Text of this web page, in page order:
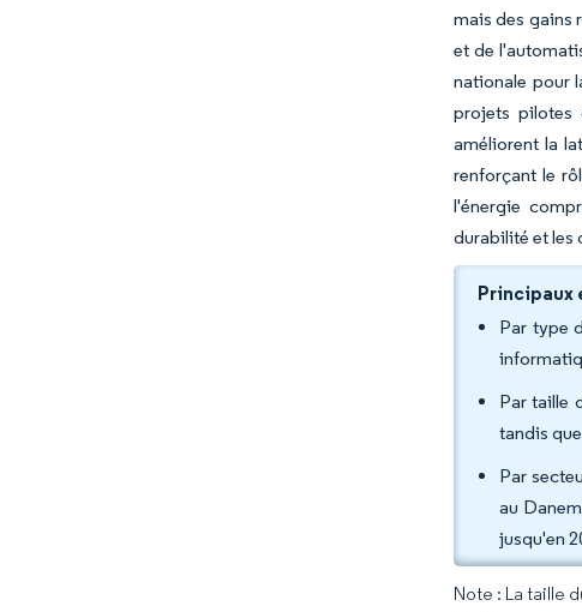
mais des gains
et de
nationale pour
projets pilotes
améliorent la
renforçant le
l'énergie
durabilité et les
Principaux
Par type
Par taille
tandis
Par
au
jusqu'en
Note : La taille